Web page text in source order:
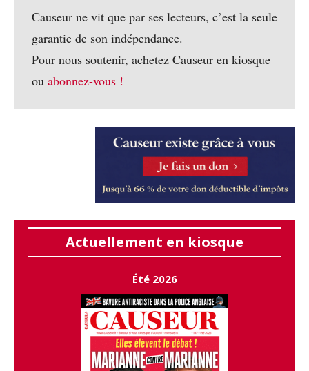
Causeur ne vit que par ses lecteurs, c’est la seule
garantie de son indépendance.
Pour nous soutenir, achetez Causeur en kiosque
ou abonnez-vous !
Actuellement en kiosque
Été 2026